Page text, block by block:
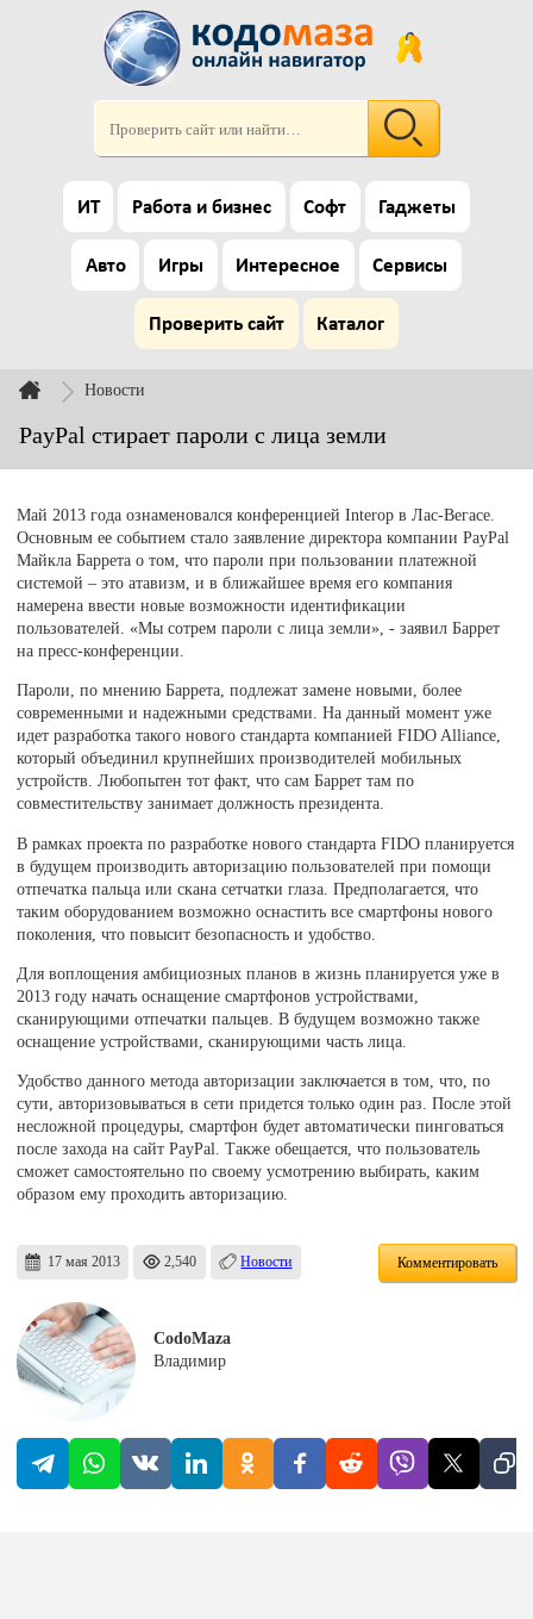
ИТ Работа и бизнес Софт Гаджеты
Авто Игры Интересное Сервисы
Проверить сайт Каталог
Новости
PayPal стирает пароли с лица земли
Май 2013 года ознаменовался конференцией Interop в Лас-Вегасе.
Основным ее событием стало заявление директора компании PayPal
Майкла Баррета о том, что пароли при пользовании платежной
системой – это атавизм, и в ближайшее время его компания
намерена ввести новые возможности идентификации
пользователей. «Мы сотрем пароли с лица земли», - заявил Баррет
на пресс-конференции.
Пароли, по мнению Баррета, подлежат замене новыми, более
современными и надежными средствами. На данный момент уже
идет разработка такого нового стандарта компанией FIDO Alliance,
который объединил крупнейших производителей мобильных
устройств. Любопытен тот факт, что сам Баррет там по
совместительству занимает должность президента.
В рамках проекта по разработке нового стандарта FIDO планируется
в будущем производить авторизацию пользователей при помощи
отпечатка пальца или скана сетчатки глаза. Предполагается, что
таким оборудованием возможно оснастить все смартфоны нового
поколения, что повысит безопасность и удобство.
Для воплощения амбициозных планов в жизнь планируется уже в
2013 году начать оснащение смартфонов устройствами,
сканирующими отпечатки пальцев. В будущем возможно также
оснащение устройствами, сканирующими часть лица.
Удобство данного метода авторизации заключается в том, что, по
сути, авторизовываться в сети придется только один раз. После этой
несложной процедуры, смартфон будет автоматически пинговаться
после захода на сайт PayPal. Также обещается, что пользователь
сможет самостоятельно по своему усмотрению выбирать, каким
образом ему проходить авторизацию.
17 мая 2013 2,540 Новости Комментировать
CodoMaza
Владимир